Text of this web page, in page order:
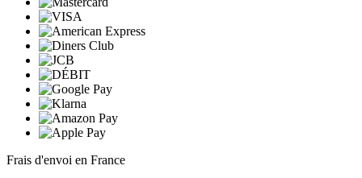
Frais d'envoi en France